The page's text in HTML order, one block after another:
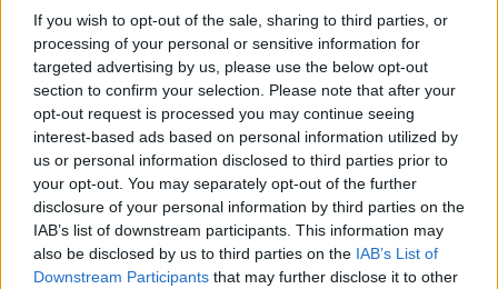
If you wish to opt-out of the sale, sharing to third parties, or
processing of your personal or sensitive information for
targeted advertising by us, please use the below opt-out
section to confirm your selection. Please note that after your
opt-out request is processed you may continue seeing
interest-based ads based on personal information utilized by
us or personal information disclosed to third parties prior to
your opt-out. You may separately opt-out of the further
disclosure of your personal information by third parties on the
IAB’s list of downstream participants. This information may
also be disclosed by us to third parties on the IAB’s List of
Downstream Participants that may further disclose it to other
rispondere con servizi attenti e soddisfacenti per
l’utenza. Con questi numeri, secondo il ceo, Vodafone
Italia conferma la sua guidance con un buon risultato
che conta migliorerà in modo costante negli anni
successivi, nonostante il cambio di guardia previsto nel
2025.
VAI AL SERVIZIO
RICHIEDI UNA VISURA CAMERALE